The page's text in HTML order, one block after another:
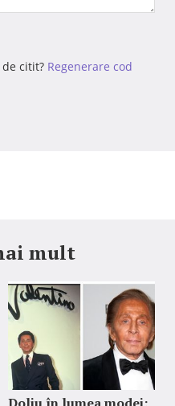
de citit? Regenerare cod
mult